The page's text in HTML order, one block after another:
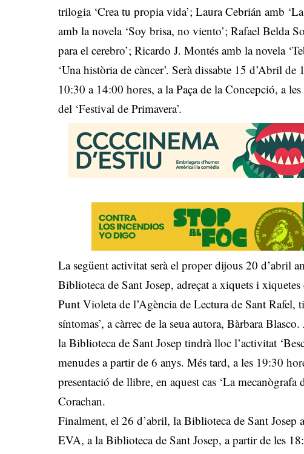
trilogia ‘Crea tu propia vida’; Laura Cebrián amb
amb la novela ‘Soy brisa, no viento’; Rafael Belda
para el cerebro’; Ricardo J. Montés amb la novela
‘Una història de càncer’. Serà dissabte 15 d’Abril
10:30 a 14:00 hores, a la Paça de la Concepció, a
del ‘Festival de Primavera’.
La següent activitat serà el proper dijous 20 d’abril
Biblioteca de Sant Josep, adreçat a xiquets i
Punt Violeta de l’Agència de Lectura de Sant
síntomas’, a càrrec de la seua autora, Bàrbara
la Biblioteca de Sant Josep tindrà lloc l’activitat
menudes a partir de 6 anys. Més tard, a les 19:30
presentació de llibre, en aquest cas ‘La
Corachan.
Finalment, el 26 d’abril, la Biblioteca de Sant Josep
EVA, a la Biblioteca de Sant Josep, a partir de les